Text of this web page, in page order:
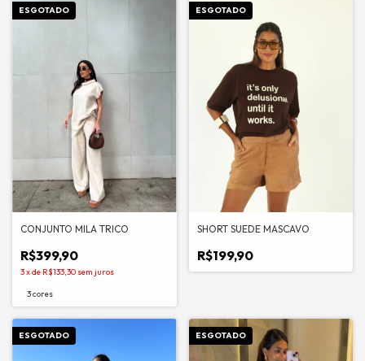
ESGOTADO
CONJUNTO MILA TRICO
R$399,90
3xde R$133,30 sem juros
3 cores
ESGOTADO
SHORT SUEDE MASCAVO
R$199,90
ESGOTADO ESGOTADO